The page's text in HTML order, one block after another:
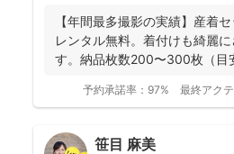
【年間最多撮影の実績】産着
レンタル無料。着付けも綺麗
す。納品枚数200〜300枚（目
予約承諾率： 97% 最終アクテ
笹目 麻美